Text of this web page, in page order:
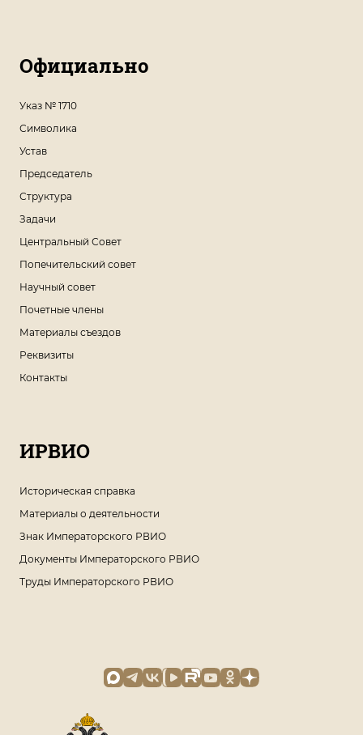
Официально
Указ № 1710
Символика
Устав
Председатель
Структура
Задачи
Центральный Совет
Попечительский совет
Научный совет
Почетные члены
Материалы съездов
Реквизиты
Контакты
ИРВИО
Историческая справка
Материалы о деятельности
Знак Императорского РВИО
Документы Императорского РВИО
Труды Императорского РВИО